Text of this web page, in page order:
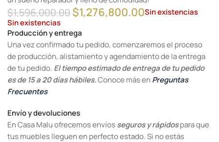
$1,596,000.00$1,276,800.00Sin existencias
Sin existencias
Producción y entrega
Una vez confirmado tu pedido, comenzaremos el proceso
de producción, alistamiento y agendamiento de la entrega
de tu pedido. El tiempo estimado de entrega de tu pedido
es de 15 a 20 días hábiles.Conoce más en Preguntas
Frecuentes
Envío y devoluciones
En Casa Malu ofrecemos envíosseguros y rápidospara que
tus muebles lleguen en perfecto estado. Si no estás